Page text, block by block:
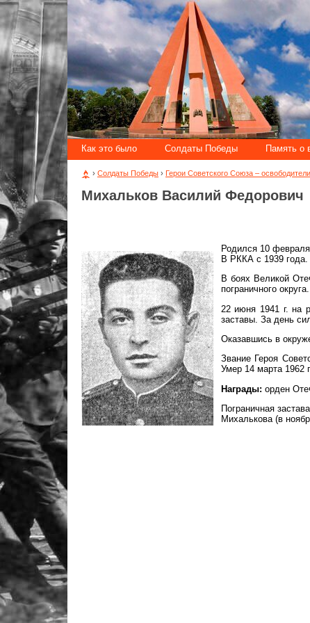
Как это было Солдаты Победы Память о
› Солдаты Победы › Герои Советского Союза –
Михальков Василий Федорович
Родился 10
В РККА с 1939 года.
В боях Великой
пограничного
22 июня 1941 г. на
заставы. За день
Оказавшись в
Звание Героя
Умер 14 марта 1962
Награды: орден
Пограничная
Михалькова (в